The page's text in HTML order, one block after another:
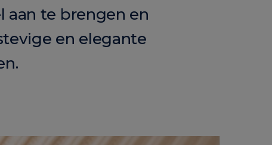
aan te brengen en
en elegante